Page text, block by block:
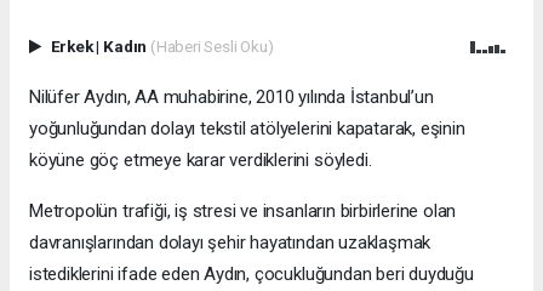
Erkek| Kadın (Haberi Sesli Oku)
Nilüfer Aydın, AA muhabirine, 2010 yılında İstanbul’un
yoğunluğundan dolayı tekstil atölyelerini kapatarak, eşinin
köyüne göç etmeye karar verdiklerini söyledi.
Metropolün trafiği, iş stresi ve insanların birbirlerine olan
davranışlarından dolayı şehir hayatından uzaklaşmak
istediklerini ifade eden Aydın, çocukluğundan beri duyduğu